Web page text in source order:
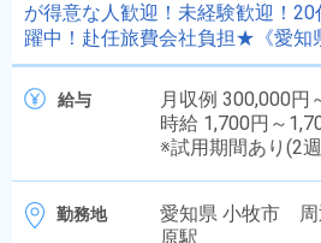
が得意な人歓迎！未経験歓迎！
躍中！赴任旅費会社負担★《愛知
給与
月収例 300,000円
時給 1,700円～
※試用期間あり(2
勤務地
愛知県 小牧市
原駅